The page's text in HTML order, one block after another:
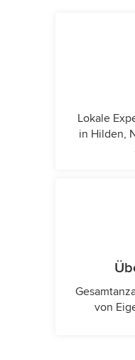
Lokale
in Hilden,
von